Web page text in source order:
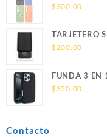
SOPORTE
$300.00
TARJETERO
LEATHER
$200.00
FUNDA 3 EN
S26 ULTRA
$350.00
Contacto